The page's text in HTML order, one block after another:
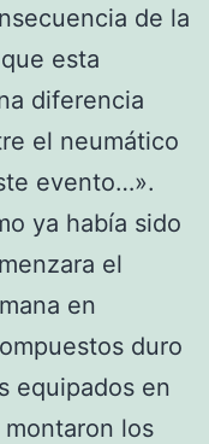
de la
esta
diferencia
el neumático
evento…».
ya había sido
el
en
duro
equipados en
los